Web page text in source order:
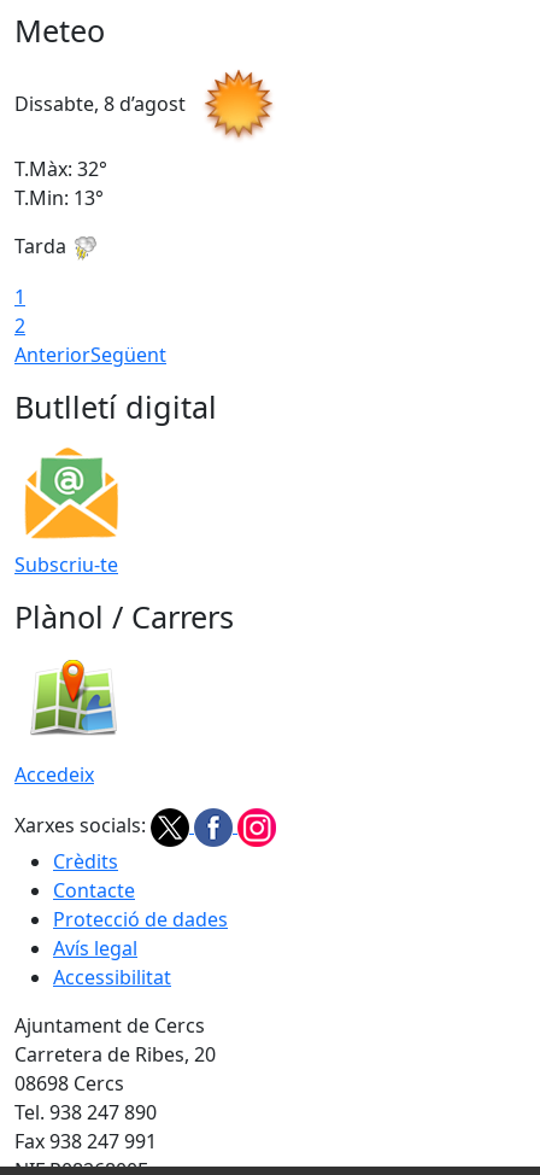
Meteo
Dissabte, 8 d’agost
T.Màx: 32°
T.Min: 13°
Tarda
1
2
AnteriorSegüent
Butlletí digital
Subscriu-te
Plànol / Carrers
Accedeix
Xarxes socials:
Crèdits
Contacte
Protecció de dades
Avís legal
Accessibilitat
Ajuntament de Cercs
Carretera de Ribes, 20
08698 Cercs
Tel. 938 247 890
Fax 938 247 991